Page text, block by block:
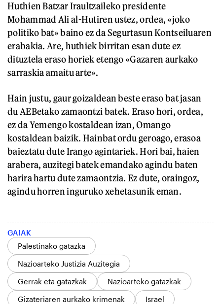
Huthien Batzar Iraultzaileko presidente
Mohammad Ali al-Hutiren ustez, ordea, «joko
politiko bat» baino ez da Segurtasun Kontseiluaren
erabakia. Are, huthiek birritan esan dute ez
dituztela eraso horiek etengo «Gazaren aurkako
sarraskia amaitu arte».
Hain justu, gaur goizaldean beste eraso bat jasan
du AEBetako zamaontzi batek. Eraso hori, ordea,
ez da Yemengo kostaldean izan, Omango
kostaldean baizik. Hainbat ordu geroago, erasoa
baieztatu dute Irango agintariek. Hori bai, haien
arabera, auzitegi batek emandako agindu baten
harira hartu dute zamaontzia. Ez dute, oraingoz,
agindu horren inguruko xehetasunik eman.
GAIAK
Palestinako gatazka
Nazioarteko Justizia Auzitegia
Gerrak eta gatazkak
Nazioarteko gatazkak
Gizateriaren aurkako krimenak
Israel